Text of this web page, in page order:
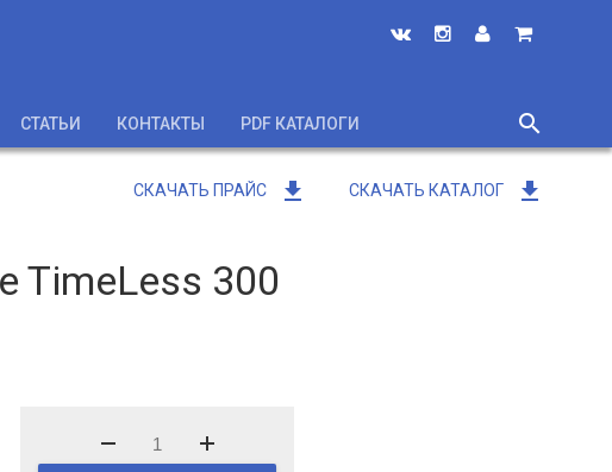
СТАТЬИ КОНТАКТЫ PDF КАТАЛОГИ
search
close
СКАЧАТЬ ПРАЙС get_app СКАЧАТЬ КАТАЛОГ get_app
TimeLess 300